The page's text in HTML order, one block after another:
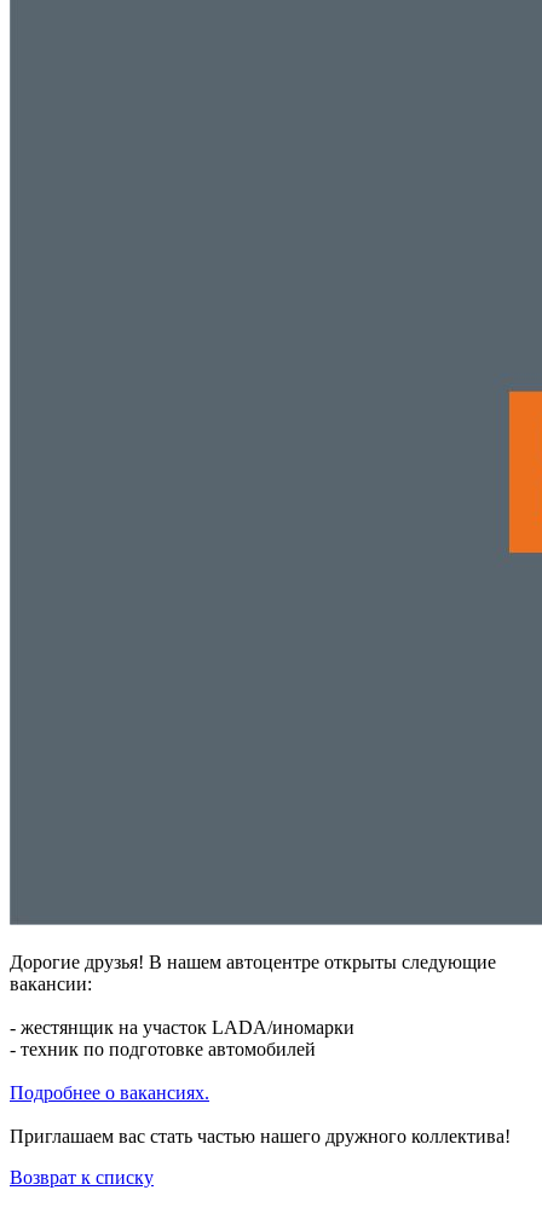
Дорогие друзья! В нашем автоцентре открыты следующие
вакансии:
- жестянщик на участок LADA/иномарки
- техник по подготовке автомобилей
Подробнее о вакансиях.
Приглашаем вас стать частью нашего дружного коллектива!
Возврат к списку